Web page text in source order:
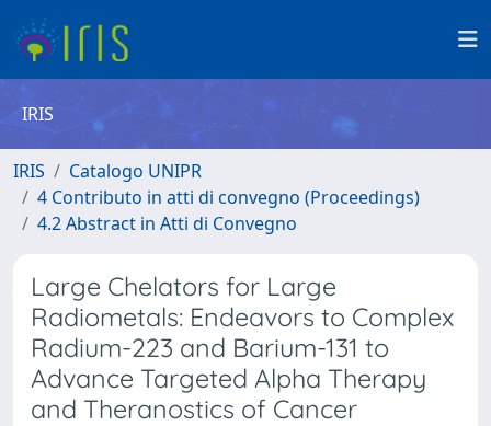
IRIS
IRIS
Catalogo UNIPR
4 Contributo in atti di convegno (Proceedings)
4.2 Abstract in Atti di Convegno
Large Chelators for Large
Radiometals: Endeavors to Complex
Radium-223 and Barium-131 to
Advance Targeted Alpha Therapy
and Theranostics of Cancer